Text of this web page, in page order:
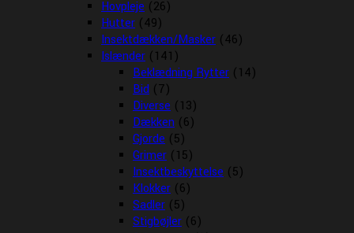
Hovpleje (26)
Hutter (49)
Insektdækken/Masker (46)
Islænder (141)
Beklædning Rytter (14)
Bid (7)
Diverse (13)
Dækken (6)
Gjorde (5)
Grimer (15)
Insektbeskyttelse (5)
Klokker (6)
Sadler (5)
Stigbøjler (6)